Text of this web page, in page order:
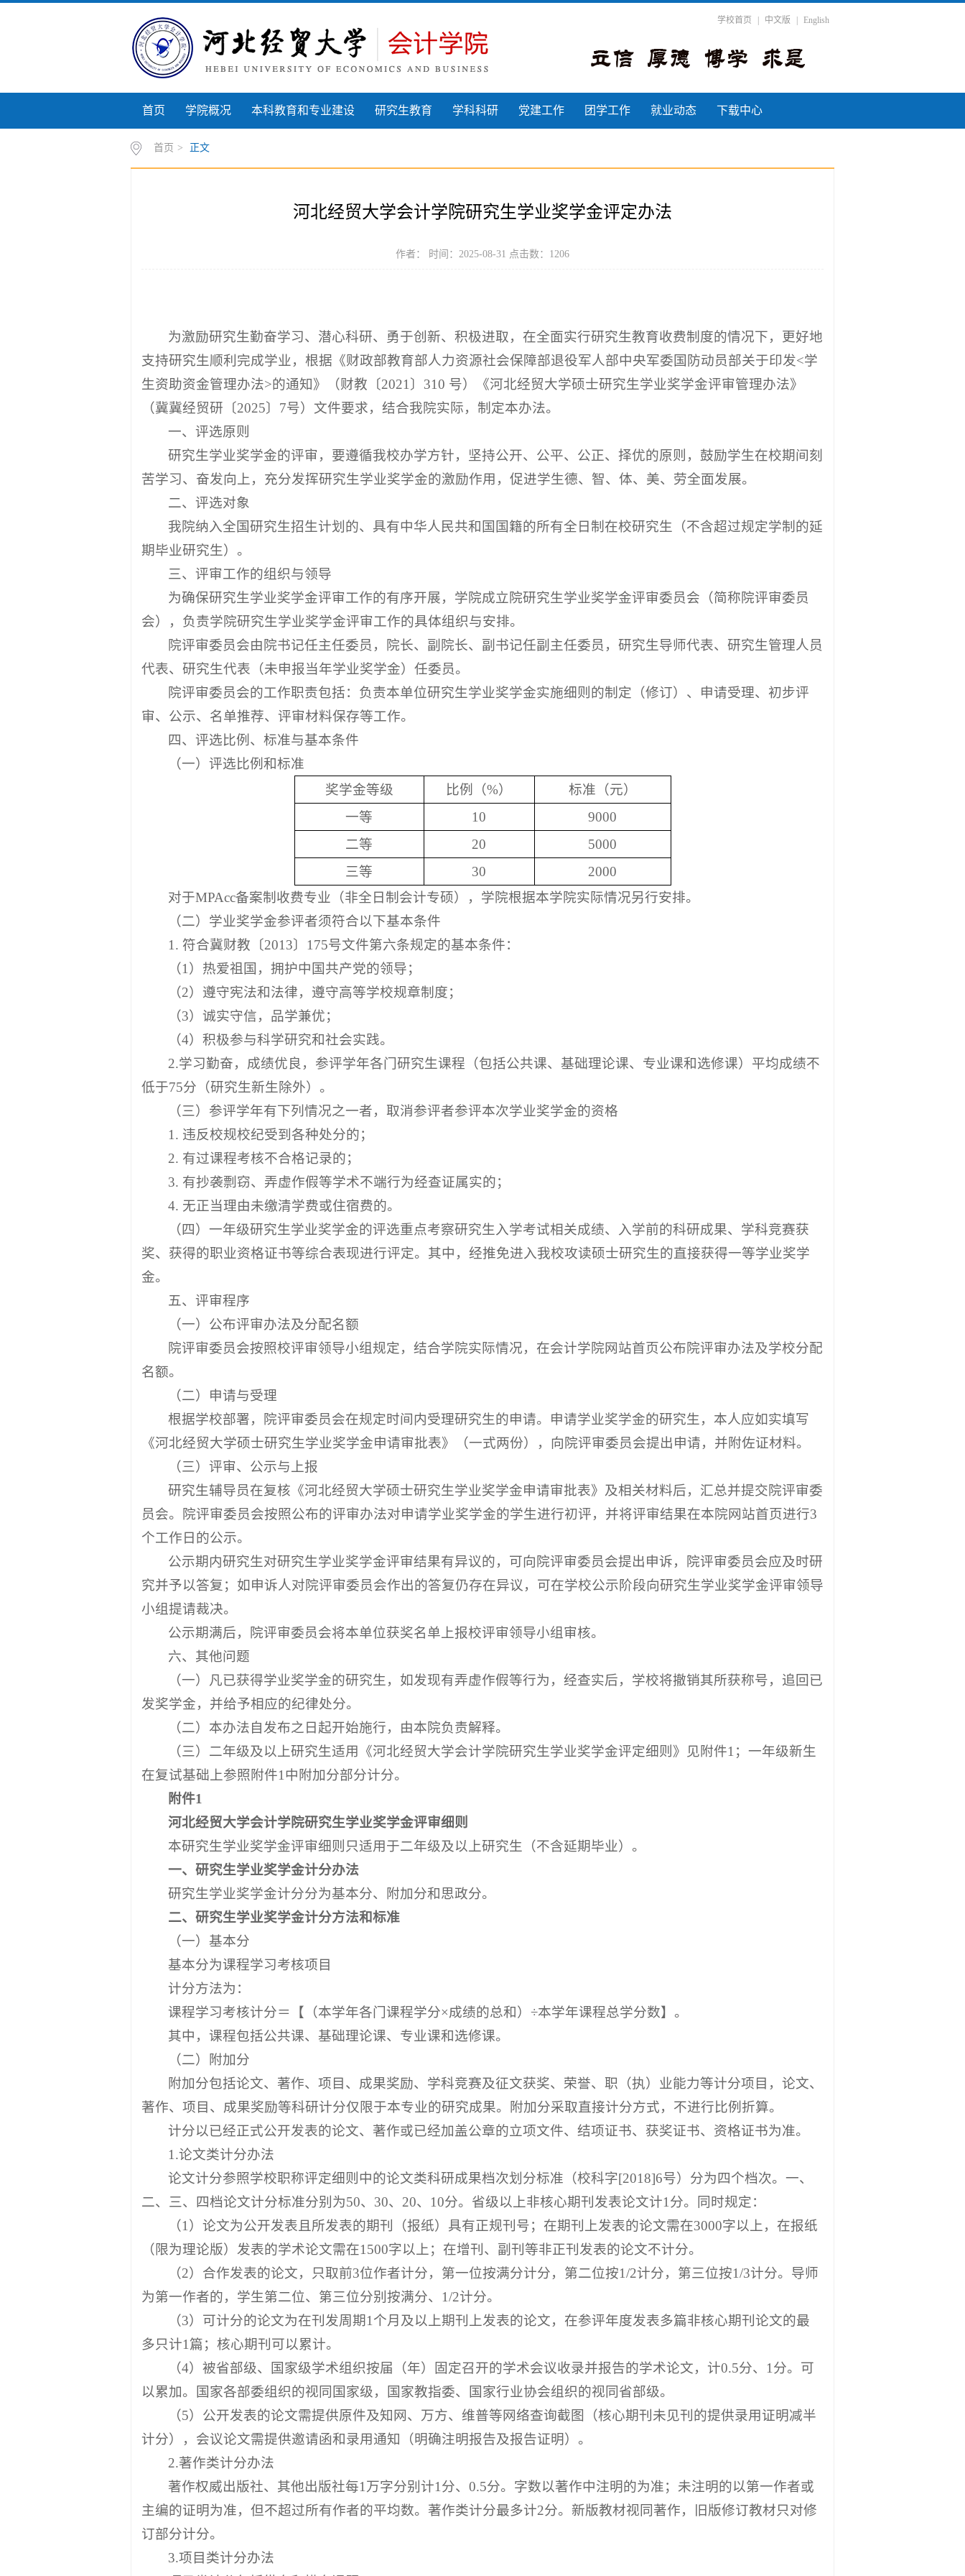
学校首页 中文版 English
首页 学院概况 本科教育和专业建设 研究生教育 学科科研 党建工作 团学工作 就业动态 下载中心
首页 > 正文
河北经贸大学会计学院研究生学业奖学金评定办法
作者： 时间：2025-08-31 点击数： 1206
为激励研究生勤奋学习、潜心科研、勇于创新、积极进取，在全面实行研究生教育收费制度的情况下，更好地
支持研究生顺利完成学业，根据《财政部教育部人力资源社会保障部退役军人部中央军委国防动员部关于印发<学
生资助资金管理办法>的通知》（财教〔2021〕310 号）《河北经贸大学硕士研究生学业奖学金评审管理办法》
（冀冀经贸研〔2025〕7号）文件要求，结合我院实际，制定本办法。
一、评选原则
研究生学业奖学金的评审，要遵循我校办学方针，坚持公开、公平、公正、择优的原则，鼓励学生在校期间刻
苦学习、奋发向上，充分发挥研究生学业奖学金的激励作用，促进学生德、智、体、美、劳全面发展。
二、评选对象
我院纳入全国研究生招生计划的、具有中华人民共和国国籍的所有全日制在校研究生（不含超过规定学制的延
期毕业研究生）。
三、评审工作的组织与领导
为确保研究生学业奖学金评审工作的有序开展，学院成立院研究生学业奖学金评审委员会（简称院评审委员
会），负责学院研究生学业奖学金评审工作的具体组织与安排。
院评审委员会由院书记任主任委员，院长、副院长、副书记任副主任委员，研究生导师代表、研究生管理人员
代表、研究生代表（未申报当年学业奖学金）任委员。
院评审委员会的工作职责包括：负责本单位研究生学业奖学金实施细则的制定（修订）、申请受理、初步评
审、公示、名单推荐、评审材料保存等工作。
四、评选比例、标准与基本条件
（一）评选比例和标准
奖学金等级
比例（%）
标准（元）
一等
10
9000
二等
20
5000
三等
30
2000
对于MPAcc备案制收费专业（非全日制会计专硕），学院根据本学院实际情况另行安排。
（二）学业奖学金参评者须符合以下基本条件
1. 符合冀财教〔2013〕175号文件第六条规定的基本条件：
（1）热爱祖国，拥护中国共产党的领导；
（2）遵守宪法和法律，遵守高等学校规章制度；
（3）诚实守信，品学兼优；
（4）积极参与科学研究和社会实践。
2.学习勤奋，成绩优良，参评学年各门研究生课程（包括公共课、基础理论课、专业课和选修课）平均成绩不
低于75分（研究生新生除外）。
（三）参评学年有下列情况之一者，取消参评者参评本次学业奖学金的资格
1. 违反校规校纪受到各种处分的；
2. 有过课程考核不合格记录的；
3. 有抄袭剽窃、弄虚作假等学术不端行为经查证属实的；
4. 无正当理由未缴清学费或住宿费的。
（四）一年级研究生学业奖学金的评选重点考察研究生入学考试相关成绩、入学前的科研成果、学科竞赛获
奖、获得的职业资格证书等综合表现进行评定。其中，经推免进入我校攻读硕士研究生的直接获得一等学业奖学
金。
五、评审程序
（一）公布评审办法及分配名额
院评审委员会按照校评审领导小组规定，结合学院实际情况，在会计学院网站首页公布院评审办法及学校分配
名额。
（二）申请与受理
根据学校部署，院评审委员会在规定时间内受理研究生的申请。申请学业奖学金的研究生，本人应如实填写
《河北经贸大学硕士研究生学业奖学金申请审批表》（一式两份），向院评审委员会提出申请，并附佐证材料。
（三）评审、公示与上报
研究生辅导员在复核《河北经贸大学硕士研究生学业奖学金申请审批表》及相关材料后，汇总并提交院评审委
员会。院评审委员会按照公布的评审办法对申请学业奖学金的学生进行初评，并将评审结果在本院网站首页进行3
个工作日的公示。
公示期内研究生对研究生学业奖学金评审结果有异议的，可向院评审委员会提出申诉，院评审委员会应及时研
究并予以答复；如申诉人对院评审委员会作出的答复仍存在异议，可在学校公示阶段向研究生学业奖学金评审领导
小组提请裁决。
公示期满后，院评审委员会将本单位获奖名单上报校评审领导小组审核。
六、其他问题
（一）凡已获得学业奖学金的研究生，如发现有弄虚作假等行为，经查实后，学校将撤销其所获称号，追回已
发奖学金，并给予相应的纪律处分。
（二）本办法自发布之日起开始施行，由本院负责解释。
（三）二年级及以上研究生适用《河北经贸大学会计学院研究生学业奖学金评定细则》见附件1；一年级新生
在复试基础上参照附件1中附加分部分计分。
附件1
河北经贸大学会计学院研究生学业奖学金评审细则
本研究生学业奖学金评审细则只适用于二年级及以上研究生（不含延期毕业）。
一、研究生学业奖学金计分办法
研究生学业奖学金计分分为基本分、附加分和思政分。
二、研究生学业奖学金计分方法和标准
（一）基本分
基本分为课程学习考核项目
计分方法为：
课程学习考核计分＝【（本学年各门课程学分×成绩的总和）÷本学年课程总学分数】。
其中，课程包括公共课、基础理论课、专业课和选修课。
（二）附加分
附加分包括论文、著作、项目、成果奖励、学科竞赛及征文获奖、荣誉、职（执）业能力等计分项目，论文、
著作、项目、成果奖励等科研计分仅限于本专业的研究成果。附加分采取直接计分方式，不进行比例折算。
计分以已经正式公开发表的论文、著作或已经加盖公章的立项文件、结项证书、获奖证书、资格证书为准。
1.论文类计分办法
论文计分参照学校职称评定细则中的论文类科研成果档次划分标准（校科字[2018]6号）分为四个档次。一、
二、三、四档论文计分标准分别为50、30、20、10分。省级以上非核心期刊发表论文计1分。同时规定：
（1）论文为公开发表且所发表的期刊（报纸）具有正规刊号；在期刊上发表的论文需在3000字以上，在报纸
（限为理论版）发表的学术论文需在1500字以上；在增刊、副刊等非正刊发表的论文不计分。
（2）合作发表的论文，只取前3位作者计分，第一位按满分计分，第二位按1/2计分，第三位按1/3计分。导师
为第一作者的，学生第二位、第三位分别按满分、1/2计分。
（3）可计分的论文为在刊发周期1个月及以上期刊上发表的论文，在参评年度发表多篇非核心期刊论文的最
多只计1篇；核心期刊可以累计。
（4）被省部级、国家级学术组织按届（年）固定召开的学术会议收录并报告的学术论文，计0.5分、1分。可
以累加。国家各部委组织的视同国家级，国家教指委、国家行业协会组织的视同省部级。
（5）公开发表的论文需提供原件及知网、万方、维普等网络查询截图（核心期刊未见刊的提供录用证明减半
计分），会议论文需提供邀请函和录用通知（明确注明报告及报告证明）。
2.著作类计分办法
著作权威出版社、其他出版社每1万字分别计1分、0.5分。字数以著作中注明的为准；未注明的以第一作者或
主编的证明为准，但不超过所有作者的平均数。著作类计分最多计2分。新版教材视同著作，旧版修订教材只对修
订部分计分。
3.项目类计分办法